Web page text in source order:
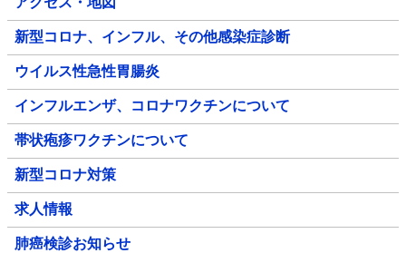
新型コロナ、インフル、その他感染症診断
ウイルス性急性胃腸炎
インフルエンザ、コロナワクチンについて
帯状疱疹ワクチンについて
新型コロナ対策
求人情報
肺癌検診お知らせ